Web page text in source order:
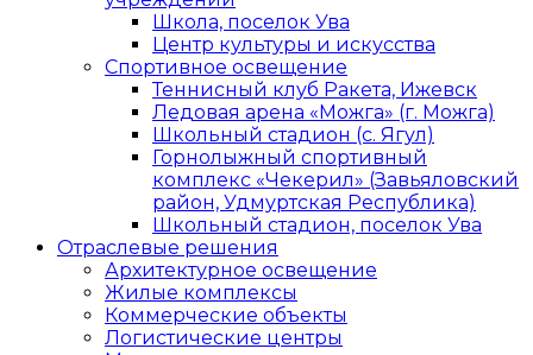
Школа, поселок Ува
Центр культуры и искусства
Спортивное освещение
Теннисный клуб Ракета, Ижевск
Ледовая арена «Можга» (г. Можга)
Школьный стадион (с. Ягул)
Горнолыжный спортивный
комплекс «Чекерил» (Завьяловский
район, Удмуртская Республика)
Школьный стадион, поселок Ува
Отраслевые решения
Архитектурное освещение
Жилые комплексы
Коммерческие объекты
Логистические центры